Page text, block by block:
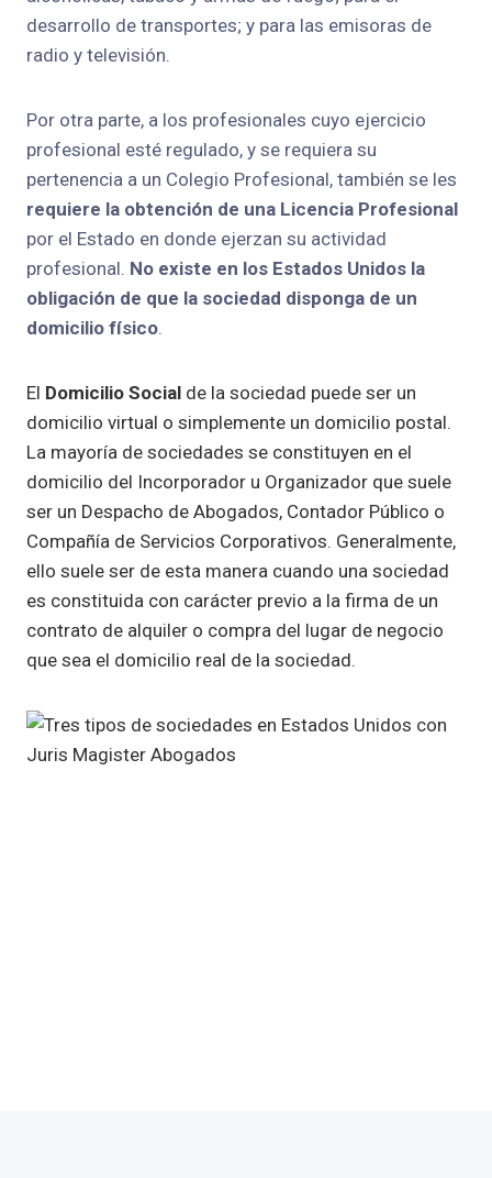
desarrollo de transportes; y para las emisoras de
radio y televisión.
Por otra parte, a los profesionales cuyo ejercicio
profesional esté regulado, y se requiera su
pertenencia a un Colegio Profesional, también se les
requiere la obtención de una Licencia Profesional
por el Estado en donde ejerzan su actividad
profesional. No existe en los Estados Unidos la
obligación de que la sociedad disponga de un
domicilio físico
El Domicilio Social de la sociedad puede ser un
domicilio virtual o simplemente un domicilio postal.
La mayoría de sociedades se constituyen en el
domicilio del Incorporador u Organizador que suele
ser un Despacho de Abogados, Contador Público o
Compañía de Servicios Corporativos. Generalmente,
ello suele ser de esta manera cuando una sociedad
es constituida con carácter previo a la firma de un
contrato de alquiler o compra del lugar de negocio
que sea el domicilio real de la sociedad.